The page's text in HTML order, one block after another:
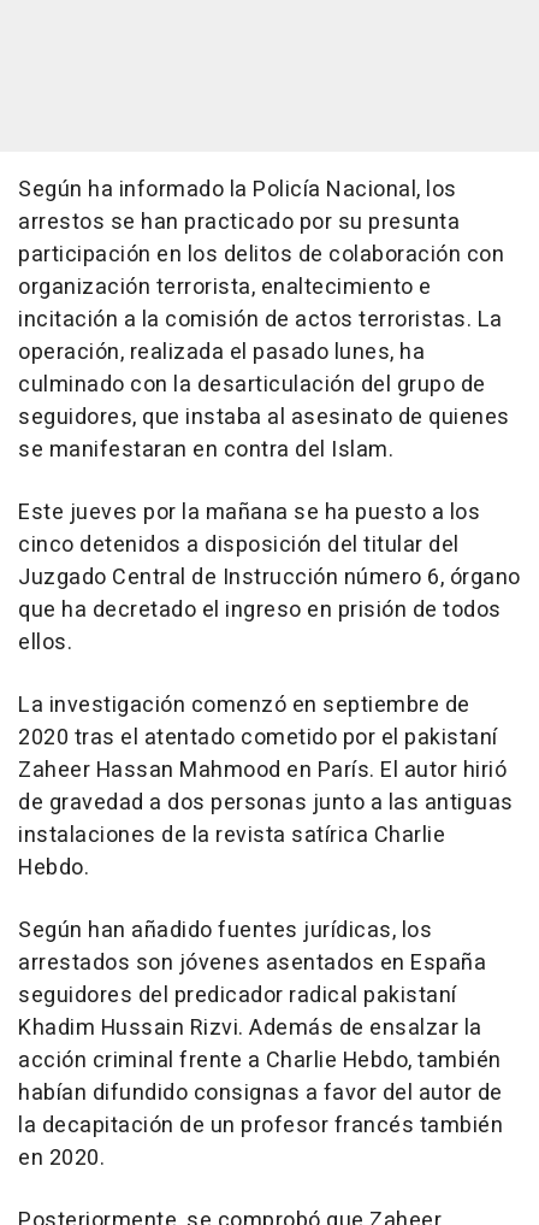
Según ha informado la Policía Nacional, los
arrestos se han practicado por su presunta
participación en los delitos de colaboración con
organización terrorista, enaltecimiento e
incitación a la comisión de actos terroristas. La
operación, realizada el pasado lunes, ha
culminado con la desarticulación del grupo de
seguidores, que instaba al asesinato de quienes
se manifestaran en contra del Islam.
Este jueves por la mañana se ha puesto a los
cinco detenidos a disposición del titular del
Juzgado Central de Instrucción número 6, órgano
que ha decretado el ingreso en prisión de todos
ellos.
La investigación comenzó en septiembre de
2020 tras el atentado cometido por el pakistaní
Zaheer Hassan Mahmood en París. El autor hirió
de gravedad a dos personas junto a las antiguas
instalaciones de la revista satírica Charlie
Hebdo.
Según han añadido fuentes jurídicas, los
arrestados son jóvenes asentados en España
seguidores del predicador radical pakistaní
Khadim Hussain Rizvi. Además de ensalzar la
acción criminal frente a Charlie Hebdo, también
habían difundido consignas a favor del autor de
la decapitación de un profesor francés también
en 2020.